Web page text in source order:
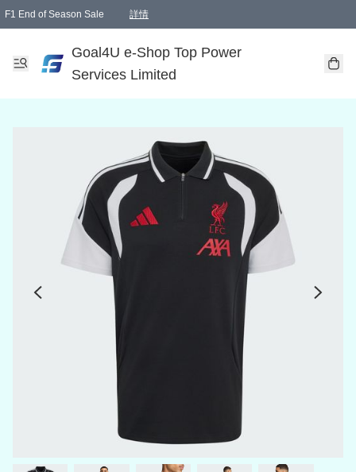
F1 End of Season Sale 詳情
Goal4U e-Shop Top Power
Services Limited